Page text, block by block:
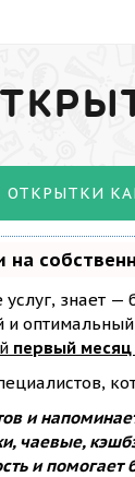
ОТКРЫТКИ
на
услуг, знает
оптимальный
первый месяц
и
чаевые,
и помогает